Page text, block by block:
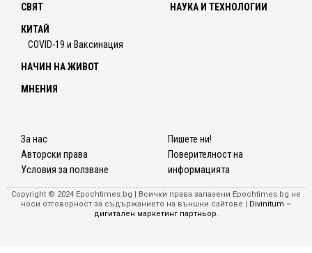
СВЯТ
КИТАЙ
COVID-19 и Ваксинация
НАУКА И ТЕХНОЛОГИИ
НАЧИН НА ЖИВОТ
МНЕНИЯ
За нас
Авторски права
Условия за ползване
Пишете ни!
Поверителност на
информацията
Copyright © 2024 Epochtimes.bg | Всички права запазени Epochtimes.bg не
носи отговорност за съдържанието на външни сайтове | Divinitum –
дигитален маркетинг партньор.